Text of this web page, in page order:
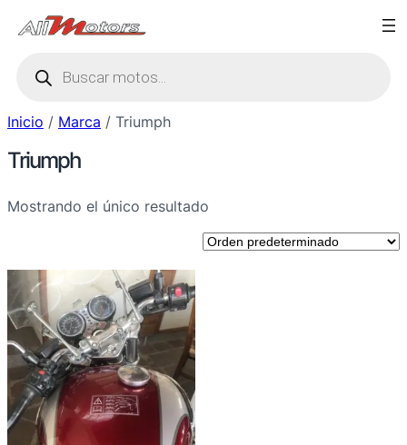
Saltar
al
productos
Inicio / Marca / Triumph
Triumph
Mostrando el único resultado